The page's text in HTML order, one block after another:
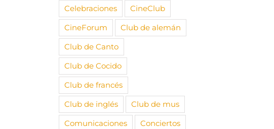
Celebraciones
CineClub
CineForum
Club de alemán
Club de Canto
Club de Cocido
Club de francés
Club de inglés
Club de mus
Comunicaciones
Conciertos